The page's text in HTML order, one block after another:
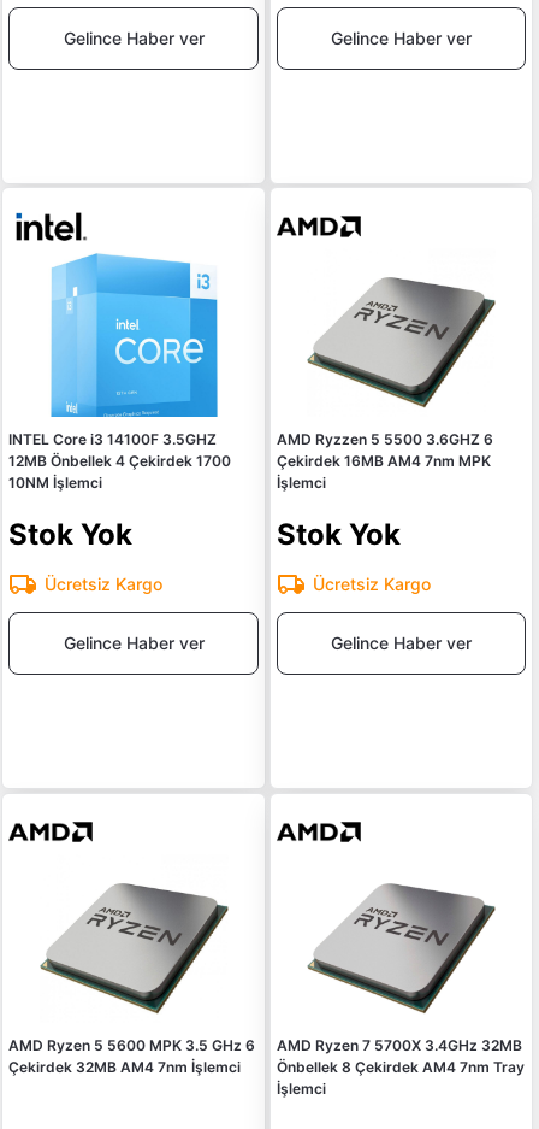
Gelince Haber ver Gelince Haber ver
INTEL Core i3 14100F 3.5GHZ
12MB Önbellek 4 Çekirdek 1700
10NM İşlemci
Stok Yok
Ücretsiz Kargo
Gelince Haber ver
AMD Ryzzen 5 5500 3.6GHZ 6
Çekirdek 16MB AM4 7nm MPK
İşlemci
Stok Yok
Ücretsiz Kargo
Gelince Haber ver
AMD Ryzen 5 5600 MPK 3.5 GHz 6
Çekirdek 32MB AM4 7nm İşlemci
AMD Ryzen 7 5700X 3.4GHz 32MB
Önbellek 8 Çekirdek AM4 7nm Tray
İşlemci